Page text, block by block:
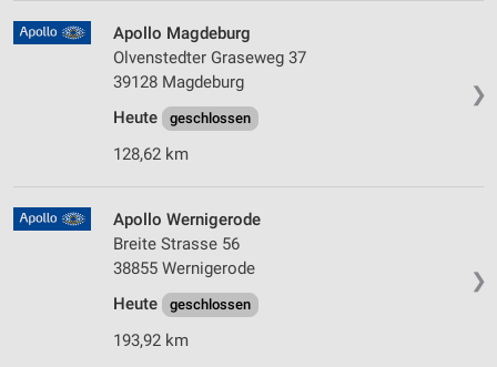
❯
Apollo Magdeburg
Olvenstedter Graseweg 37
39128 Magdeburg
Heute
geschlossen
128,62 km
❯
Apollo Wernigerode
Breite Strasse 56
38855 Wernigerode
Heute
geschlossen
193,92 km